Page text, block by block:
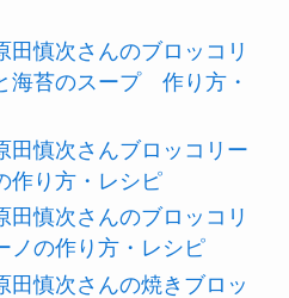
田慎次さんのブロッコリ
海苔のスープ 作り方・
田慎次さんブロッコリー
作り方・レシピ
田慎次さんのブロッコリ
ノの作り方・レシピ
田慎次さんの焼きブロッ